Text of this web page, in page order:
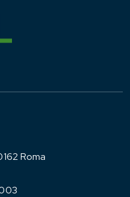
esterno)
(link esterno)
Roma